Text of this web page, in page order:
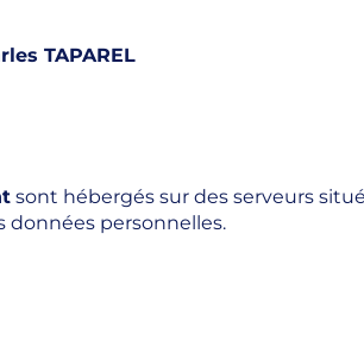
TAPAREL
sont hébergés sur des serveurs
personnelles.